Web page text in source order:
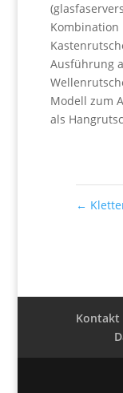
Kombination
Ausführung
Modell zum
als
←
Kontakt